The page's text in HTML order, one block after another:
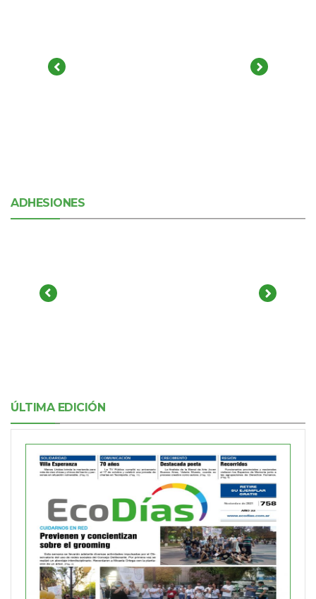
ADHESIONES
ÚLTIMA EDICIÓN